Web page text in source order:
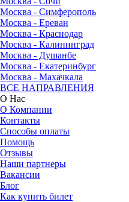
Москва - Симферополь
Москва - Ереван
Москва - Краснодар
Москва - Калининград
Москва - Душанбе
Москва - Екатеринбург
Москва - Махачкала
ВСЕ НАПРАВЛЕНИЯ
О Нас
О Компании
Контакты
Способы оплаты
Помощь
Отзывы
Наши партнеры
Вакансии
Блог
Как купить билет